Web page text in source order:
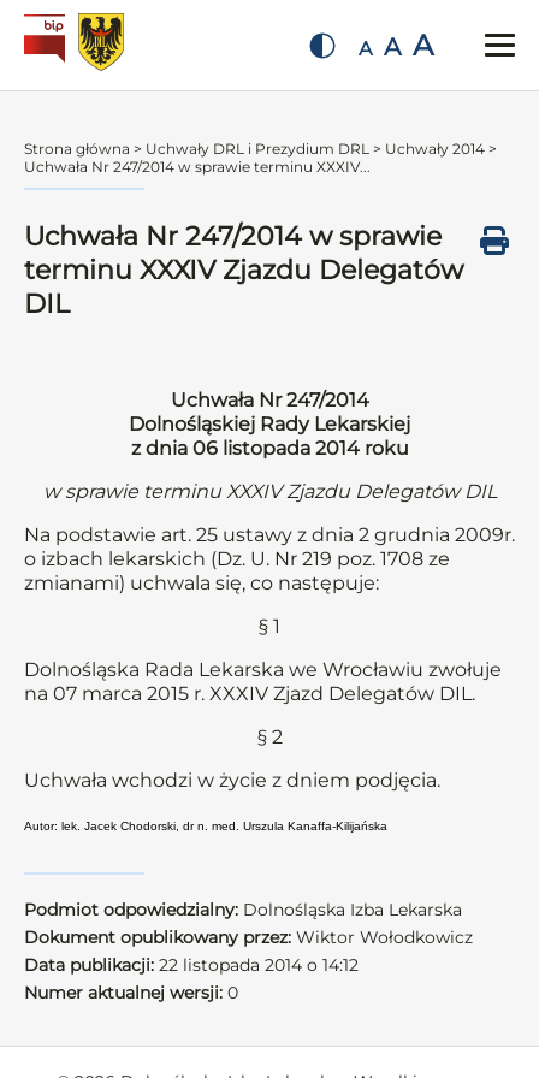
A A A
Strona główna > Uchwały DRL i Prezydium DRL > Uchwały 2014 >
Uchwała Nr 247/2014 w sprawie terminu XXXIV...
Uchwała Nr 247/2014 w sprawie
terminu XXXIV Zjazdu Delegatów
DIL
Uchwała Nr 247/2014
Dolnośląskiej Rady Lekarskiej
z dnia 06 listopada 2014 roku
w sprawie terminu XXXIV Zjazdu Delegatów DIL
Na podstawie art. 25 ustawy z dnia 2 grudnia 2009r.
o izbach lekarskich (Dz. U. Nr 219 poz. 1708 ze
zmianami) uchwala się, co następuje:
§ 1
Dolnośląska Rada Lekarska we Wrocławiu zwołuje
na 07 marca 2015 r. XXXIV Zjazd Delegatów DIL.
§ 2
Uchwała wchodzi w życie z dniem podjęcia.
Autor: lek. Jacek Chodorski, dr n. med. Urszula Kanaffa-Kilijańska
Podmiot odpowiedzialny: Dolnośląska Izba Lekarska
Dokument opublikowany przez: Wiktor Wołodkowicz
Data publikacji: 22 listopada 2014 o 14:12
Numer aktualnej wersji: 0